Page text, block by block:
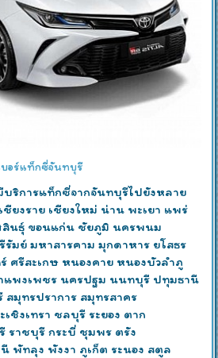
บอร์แท็กซี่จันทบุรี
บริการแท็กซี่จากจันทบุรีไปยังหลาย
ชียงราย เชียงใหม่ น่าน พะเยา แพร่
สินธุ์ ขอนแก่น ชัยภูมิ นครพนม
มย์ มหาสารคาม มุกดาหาร ยโสธร
ศรีสะเกษ หนองคาย หนองบัวลำภู
แพงเพชร นครปฐม นนทบุรี ปทุมธานี
มุทรปราการ สมุทรสาคร
ชิงเทรา ชลบุรี ระยอง ตาก
ราชบุรี กระบี่ ชุมพร ตรัง
พัทลุง พังงา ภูเก็ต ระนอง สตูล